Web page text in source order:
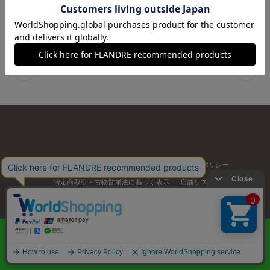
SOLDOUT
09
￥13,200
1
お問い合わせ 利用規約 会社概要 プライバシーポリシー
特定商取引・古物営業法に基づく表示 店舗リスト
© FLANDRE CO., LTD.